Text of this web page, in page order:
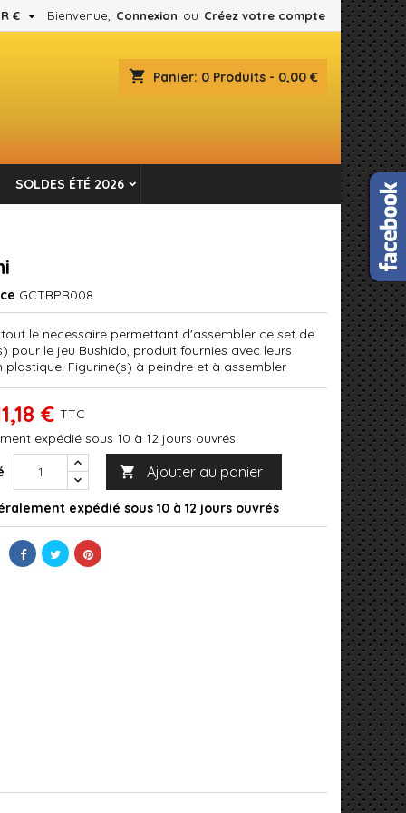
Bienvenue, Connexion ou Créez votre compte
€ 
shopping_cart Panier: 0 Produits - 0,00 €
SOLDES ÉTÉ 2026
GCTBPR008
le necessaire permettant d'assembler ce set de
pour le jeu Bushido, produit fournies avec leurs
plastique. Figurine(s) à peindre et à assembler
€ TTC
expédié sous 10 à 12 jours ouvrés
 Ajouter au panier
expédié sous 10 à 12 jours ouvrés